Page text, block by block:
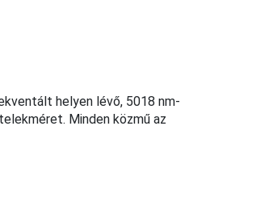
helyen lévő, 5018 nm-
Minden közmű az